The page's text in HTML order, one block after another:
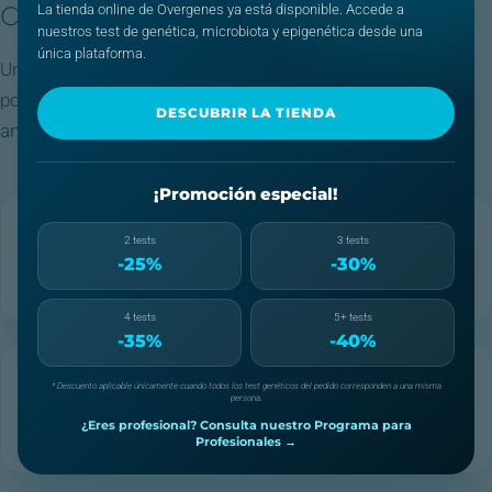
de folato
Um metabolismo do folato geneticamente comprometido
pode aumentar o risco de diversas doenças, desde a
anemia até complicações na gravidez.
Anemia megaloblástica
Glóbulos vermelhos anormalmente grandes que não funcionam
corretamente: fadiga, fraqueza e dificuldade em respirar.
Risco cardiovascular
O défice de folato eleva a homocisteína no sangue, um fator de
risco independente para doenças cardiovasculares.
La tienda online de Overgenes ya está disponible. Accede a
nuestros test de genética, microbiota y epigenética desde una
única plataforma.
DESCUBRIR LA TIENDA
¡Promoción especial!
2 tests
-25%
3 tests
-30%
4 tests
-35%
5+ tests
-40%
* Descuento aplicable únicamente cuando todos los test genéticos del pedido corresponden a una misma
persona.
¿Eres profesional? Consulta nuestro Programa para
Profesionales →